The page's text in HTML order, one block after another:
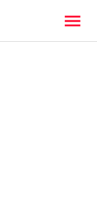
menu